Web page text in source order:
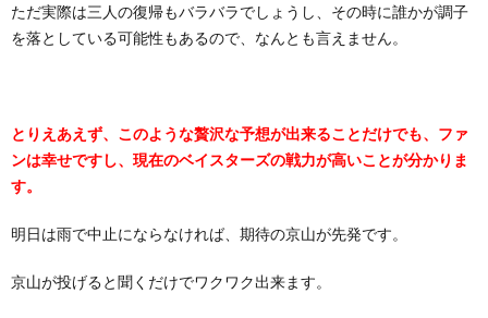
ただ実際は三人の復帰もバラバラでしょうし、その時に誰かが調子
を落としている可能性もあるので、なんとも言えません。
とりえあえず、このような贅沢な予想が出来ることだけでも、ファ
ンは幸せですし、現在のベイスターズの戦力が高いことが分かりま
す。
明日は雨で中止にならなければ、期待の京山が先発です。
京山が投げると聞くだけでワクワク出来ます。